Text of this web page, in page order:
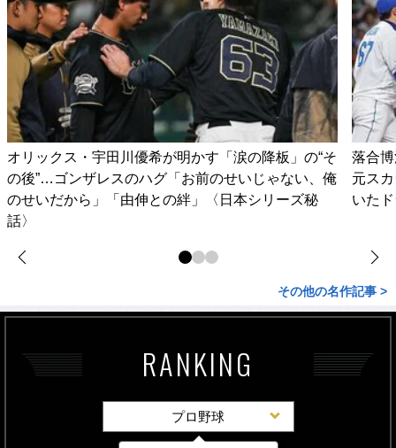
オリックス・宇田川優希が明かす「涙の降板」の“そ
の後”…ゴンザレスのハグ「お前のせいじゃない、俺
のせいだから」「由伸との絆」〈日本シリーズ秘
話〉
落合
元ス
いた
その他の名作記事 >
RANKING
プロ野球